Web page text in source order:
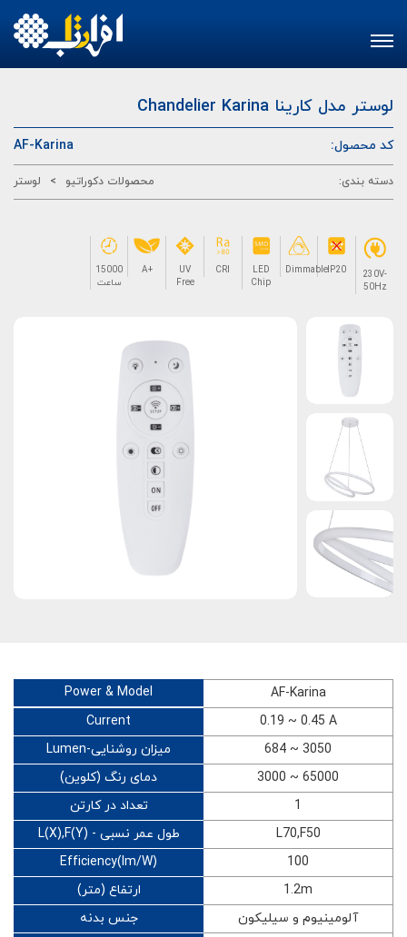
Toggle
لوستر مدل کارینا Chandelier Karina
کد محصول: AF-Karina
دسته بندی: لوستر > محصولات دکوراتیو
230V-
50Hz
IP20
Dimmable
LED
Chip
CRI
UV
Free
A+
15000
ساعت
Power & Model
AF-Karina
Current
0.19 ~ 0.45 A
Lumen-میزان روشنایی
684 ~ 3050
دمای رنگ (کلوین)
3000 ~ 65000
تعداد در کارتن
1
L(X),F(Y) - طول عمر نسبی
L70,F50
Efficiency(lm/W)
100
ارتفاع (متر)
1.2m
جنس بدنه
آلومینیوم و سیلیکون